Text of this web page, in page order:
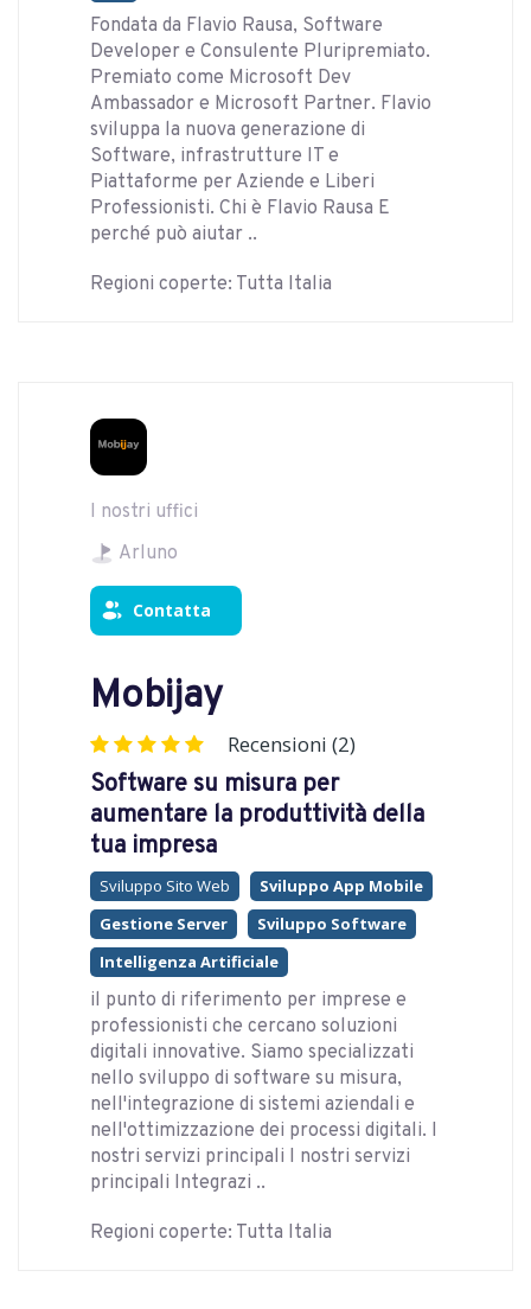
Fondata da Flavio Rausa, Software
Developer e Consulente Pluripremiato.
Premiato come Microsoft Dev
Ambassador e Microsoft Partner. Flavio
sviluppa la nuova generazione di
Software, infrastrutture IT e
Piattaforme per Aziende e Liberi
Professionisti. Chi è Flavio Rausa E
perché può aiutar ..
Regioni coperte: Tutta Italia
I nostri uffici
Arluno
Contatta
Mobijay
Recensioni (2)
Software su misura per
aumentare la produttività della
tua impresa
Sviluppo Sito Web
Sviluppo App Mobile
Gestione Server
Sviluppo Software
Intelligenza Artificiale
il punto di riferimento per imprese e
professionisti che cercano soluzioni
digitali innovative. Siamo specializzati
nello sviluppo di software su misura,
nell'integrazione di sistemi aziendali e
nell'ottimizzazione dei processi digitali. I
nostri servizi principali I nostri servizi
principali Integrazi ..
Regioni coperte: Tutta Italia